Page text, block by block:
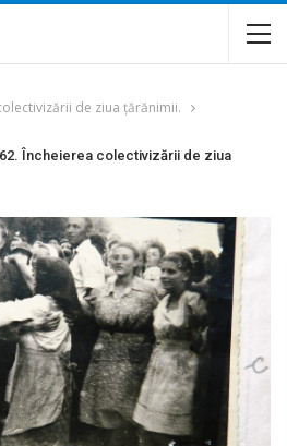
de ziua țărănimii.
Încheierea colectivizării de ziua